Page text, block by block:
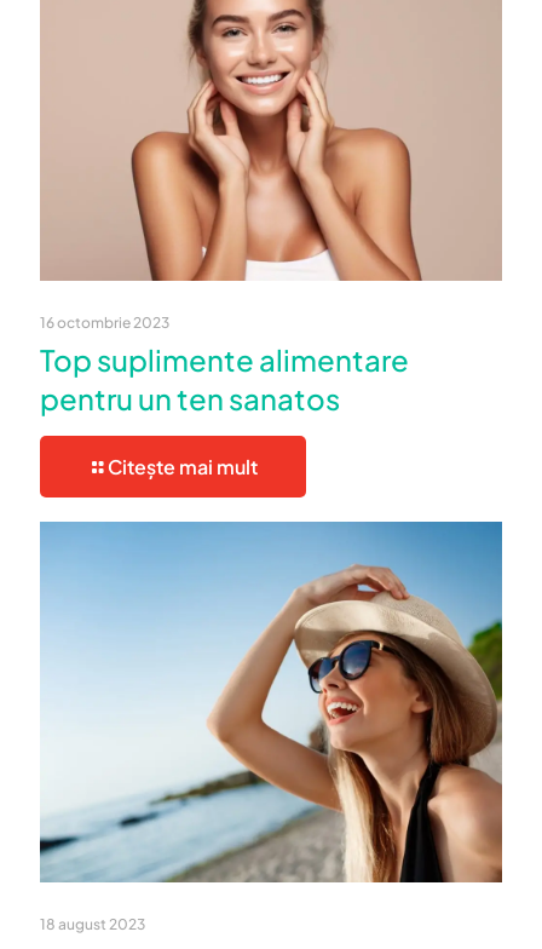
16 octombrie 2023
Top suplimente alimentare
pentru un ten sanatos
Citește mai mult
18 august 2023